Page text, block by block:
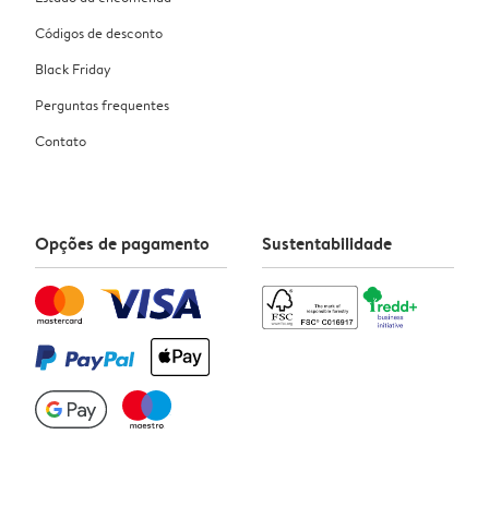
Códigos de desconto
Black Friday
Perguntas frequentes
Contato
Opções de pagamento Sustentabilidade